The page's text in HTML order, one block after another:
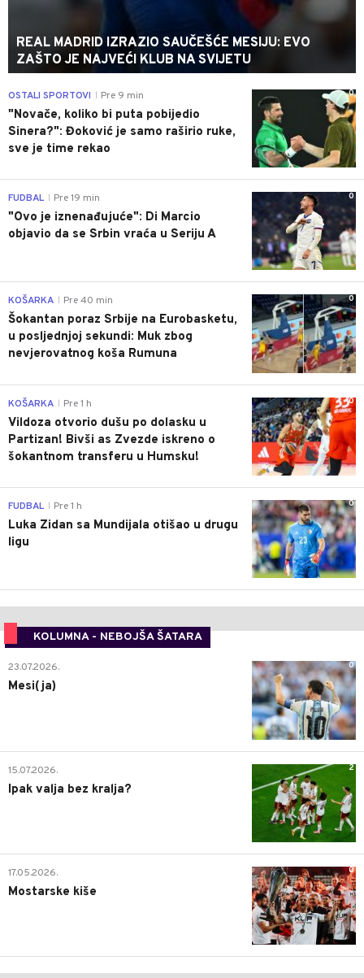
REAL MADRID IZRAZIO SAUČEŠĆE MESIJU: EVO
ZAŠTO JE NAJVEĆI KLUB NA SVIJETU
0
OSTALI SPORTOVI Pre 9 min
"Novače, koliko bi puta pobijedio
Sinera?": Đoković je samo raširio ruke,
sve je time rekao
0
FUDBAL Pre 19 min
"Ovo je iznenađujuće": Di Marcio
objavio da se Srbin vraća u Seriju A
0
KOŠARKA Pre 40 min
Šokantan poraz Srbije na Eurobasketu,
u posljednjoj sekundi: Muk zbog
nevjerovatnog koša Rumuna
0
KOŠARKA Pre 1 h
Vildoza otvorio dušu po dolasku u
Partizan! Bivši as Zvezde iskreno o
šokantnom transferu u Humsku!
0
FUDBAL Pre 1 h
Luka Zidan sa Mundijala otišao u drugu
ligu
KOLUMNA - NEBOJŠA ŠATARA
0
23.07.2026.
Mesi(ja)
2
15.07.2026.
Ipak valja bez kralja?
0
17.05.2026.
Mostarske kiše